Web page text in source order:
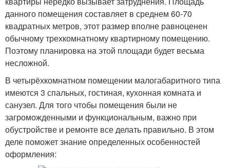
данного помещения составляет в среднем 60-70
квадратных метров, этот размер вполне равноценен
обычному трехкомнатному квартирному помещению.
Поэтому планировка на этой площади будет весьма
несложной.
В четырёхкомнатном помещении малогабаритного типа
имеются 3 спальных, гостиная, кухонная комната и
санузел. Для того чтобы помещения были не
загроможденными и функциональным, важно при
обустройстве и ремонте все делать правильно. В этом
деле поможет знание определенных особенностей
оформления: